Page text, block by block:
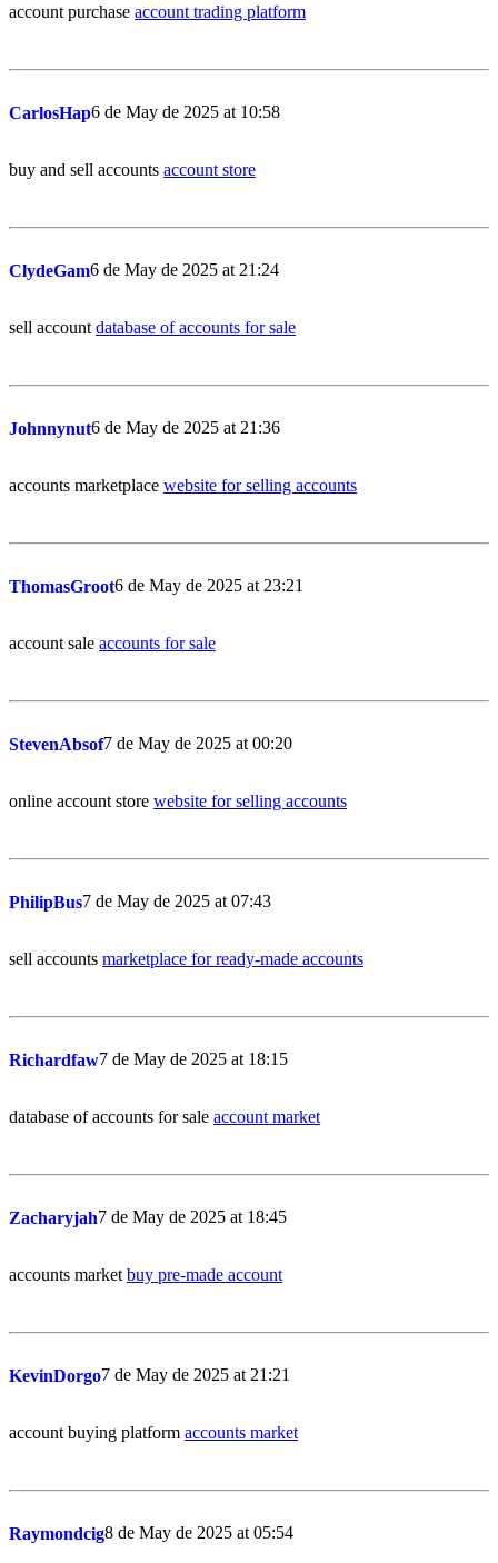
account purchase account trading platform
CarlosHap6 de May de 2025 at 10:58
buy and sell accounts account store
ClydeGam6 de May de 2025 at 21:24
sell account database of accounts for sale
Johnnynut6 de May de 2025 at 21:36
accounts marketplace website for selling accounts
ThomasGroot6 de May de 2025 at 23:21
account sale accounts for sale
StevenAbsof7 de May de 2025 at 00:20
online account store website for selling accounts
PhilipBus7 de May de 2025 at 07:43
sell accounts marketplace for ready-made accounts
Richardfaw7 de May de 2025 at 18:15
database of accounts for sale account market
Zacharyjah7 de May de 2025 at 18:45
accounts market buy pre-made account
KevinDorgo7 de May de 2025 at 21:21
account buying platform accounts market
Raymondcig8 de May de 2025 at 05:54